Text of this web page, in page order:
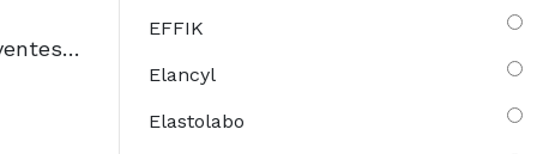
Chicco Discos Absorventes Preto x60 Unidades
EFFIK
Elancyl
Elastolabo